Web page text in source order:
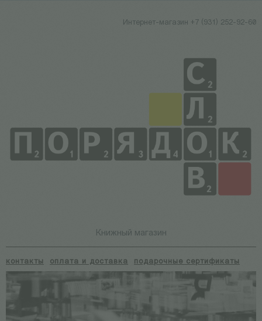
Интернет-магазин +7 (931) 252-92-60
Книжный магазин
контакты оплата и доставка подарочные сертификаты